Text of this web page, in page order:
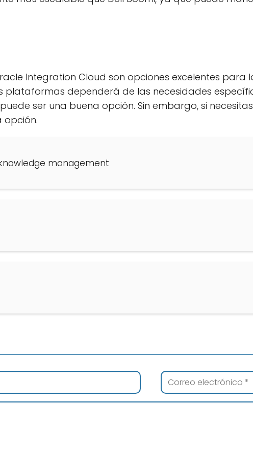
Integration Cloud son opciones excelentes
plataformas dependerá de las necesidades
ser una buena opción. Sin embargo, si
opción.
management